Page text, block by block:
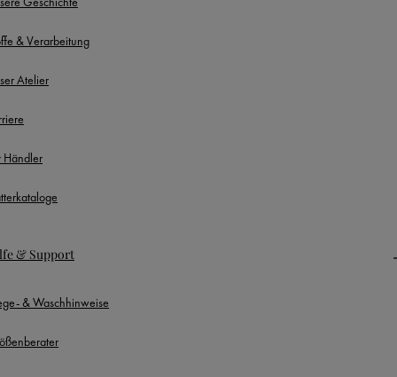
& Verarbeitung
Atelier
Händler
& Support
& Waschhinweise